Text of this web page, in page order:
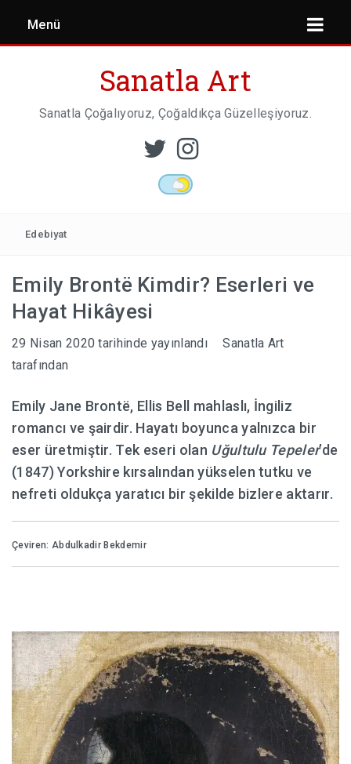
Menü
MIMARI
Sanatla Art
Sanatla Çoğalıyoruz, Çoğaldıkça Güzelleşiyoruz.
Edebiyat
Emily Brontë Kimdir? Eserleri ve
Hayat Hikâyesi
29 Nisan 2020 tarihinde yayınlandı
Sanatla Art
tarafından
Emily Jane Brontë, Ellis Bell mahlaslı, İngiliz
romancı ve şairdir. Hayatı boyunca yalnızca bir
eser üretmiştir. Tek eseri olan Uğultulu Tepeler’de
(1847) Yorkshire kırsalından yükselen tutku ve
nefreti oldukça yaratıcı bir şekilde bizlere aktarır.
Çeviren: Abdulkadir Bekdemir